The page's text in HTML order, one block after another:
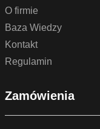
O firmie
Baza Wiedzy
Kontakt
Regulamin
Zamówienia